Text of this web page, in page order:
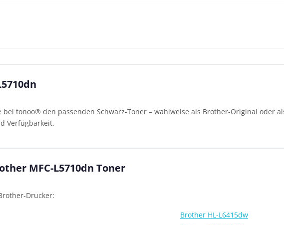
bei tonoo® den passenden Schwarz-Toner – wahlweise als Brother-Original oder
Verfügbarkeit.
MFC-L5710dn Toner
Drucker:
Brother HL-L6415dw